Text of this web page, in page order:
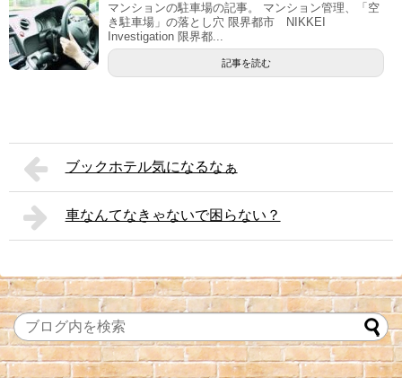
マンションの駐車場の記事。 マンション管理、「空
き駐車場」の落とし穴 限界都市 NIKKEI
Investigation 限界都...
記事を読む
ブックホテル気になるなぁ
車なんてなきゃないで困らない？